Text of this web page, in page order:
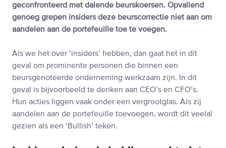
geconfronteerd met dalende beurskoersen. Opvallend
genoeg grepen insiders deze beurscorrectie niet aan om
aandelen aan de portefeuille toe te voegen.
Als we het over ‘insiders’ hebben, dan gaat het in dit
geval om prominente personen die binnen een
beursgenoteerde onderneming werkzaam zijn. In dit
geval is bijvoorbeeld te denken aan CEO’s en CFO’s.
Hun acties liggen vaak onder een vergrootglas. Als zij
aandelen aan de portefeuille toevoegen, wordt dit veelal
gezien als een ‘Bullish’ teken.